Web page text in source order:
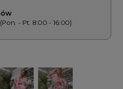
- Pt. 8:00 - 16:00)